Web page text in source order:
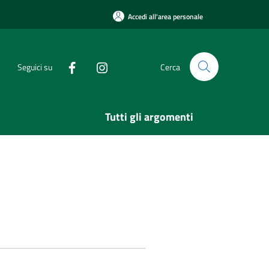
Accedi all'area personale
Seguici su Cerca
Tutti gli argomenti